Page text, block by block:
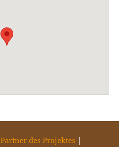
Partner des Projektes